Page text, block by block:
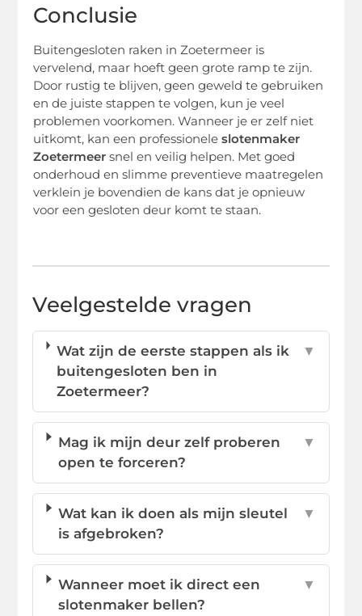
Conclusie
Buitengesloten raken in Zoetermeer is
vervelend, maar hoeft geen grote ramp te zijn.
Door rustig te blijven, geen geweld te gebruiken
en de juiste stappen te volgen, kun je veel
problemen voorkomen. Wanneer je er zelf niet
uitkomt, kan een professioneleslotenmaker
Zoetermeer snel en veilig helpen. Met goed
onderhoud en slimme preventieve maatregelen
verklein je bovendien de kans dat je opnieuw
voor een gesloten deur komt te staan.
Veelgestelde vragen
Wat zijn de eerste stappen als ik
buitengesloten ben in
Zoetermeer?
▼
Mag ik mijn deur zelf proberen
open te forceren?
▼
Wat kan ik doen als mijn sleutel
is afgebroken?
▼
Wanneer moet ik direct een
slotenmaker bellen?
▼